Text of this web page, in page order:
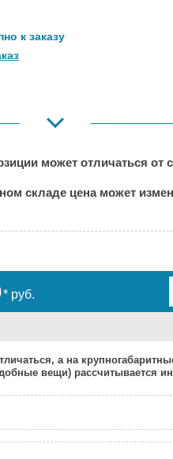
к заказу
может отличаться от
складе цена может
* руб.
а на
вещи) рассчитывается